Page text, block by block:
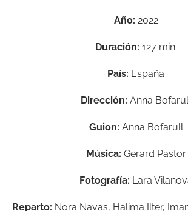
Año: 2022
Duración: 127 min.
País: España
Dirección: Anna
Guion: Anna Bofarull
Música: Gerard Pastor
Fotografía: Lara
Reparto: Nora Navas, Halima Ilter,